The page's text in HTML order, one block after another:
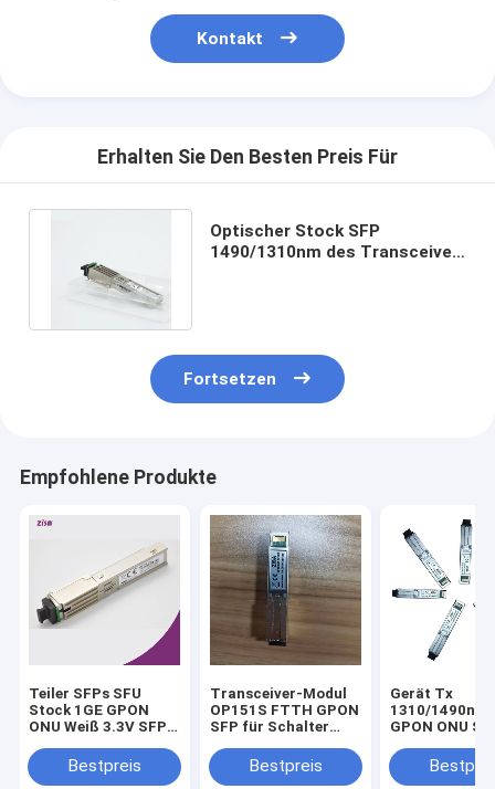
Kontakt
Erhalten Sie Den Besten Preis Für
Optischer Stock SFP
1490/1310nm des Transceiver-
Fortsetzen
Empfohlene Produkte
Teiler SFPs SFU
Stock 1GE GPON
ONU Weiß 3.3V SFP-
ZISA
Bestpreis
Transceiver-Modul
OP151S FTTH GPON
SFP für Schalter
Bestpreis
Gerät Tx
1310/1490nm
GPON ONU
Gpon OLT